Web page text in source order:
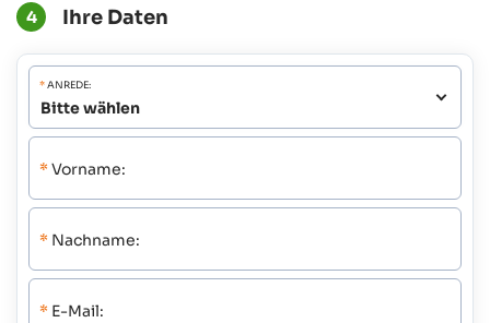
4 Ihre Daten
*ANREDE:
* Vorname:
* Nachname:
* E-Mail: